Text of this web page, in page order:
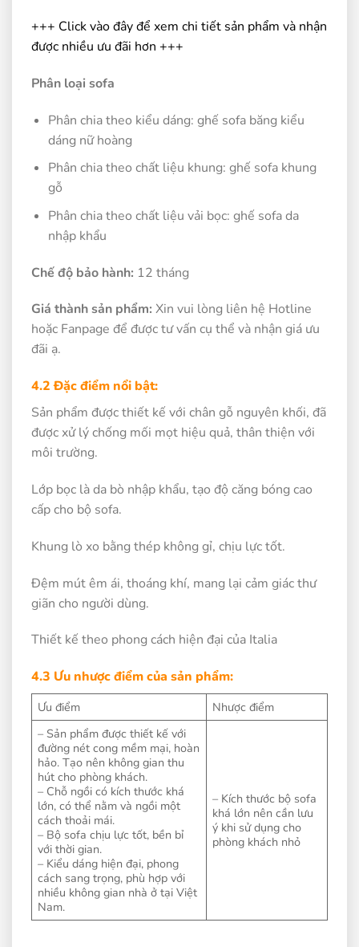
+++ Click vào đây để xem chi tiết sản phẩm và nhận
được nhiều ưu đãi hơn +++
Phân loại sofa
Phân chia theo kiểu dáng: ghế sofa băng kiểu
dáng nữ hoàng
Phân chia theo chất liệu khung: ghế sofa khung
gỗ
Phân chia theo chất liệu vải bọc: ghế sofa da
nhập khẩu
Chế độ bảo hành: 12 tháng
Giá thành sản phẩm: Xin vui lòng liên hệ Hotline
hoặc Fanpage để được tư vấn cụ thể và nhận giá ưu
đãi ạ.
4.2 Đặc điểm nổi bật:
Sản phẩm được thiết kế với chân gỗ nguyên khối, đã
được xử lý chống mối mọt hiệu quả, thân thiện với
môi trường.
Lớp bọc là da bò nhập khẩu, tạo độ căng bóng cao
cấp cho bộ sofa.
Khung lò xo bằng thép không gỉ, chịu lực tốt.
Đệm mút êm ái, thoáng khí, mang lại cảm giác thư
giãn cho người dùng.
Thiết kế theo phong cách hiện đại của Italia
4.3 Ưu nhược điểm của sản phẩm:
Ưu điểm
Nhược điểm
– Sản phẩm được thiết kế với
đường nét cong mềm mại, hoàn
hảo. Tạo nên không gian thu
hút cho phòng khách.
– Chỗ ngồi có kích thước khá
lớn, có thể nằm và ngồi một
cách thoải mái.
– Bộ sofa chịu lực tốt, bền bỉ
với thời gian.
– Kiểu dáng hiện đại, phong
cách sang trọng, phù hợp với
nhiều không gian nhà ở tại Việt
Nam.
– Kích thước bộ sofa
khá lớn nên cần lưu
ý khi sử dụng cho
phòng khách nhỏ